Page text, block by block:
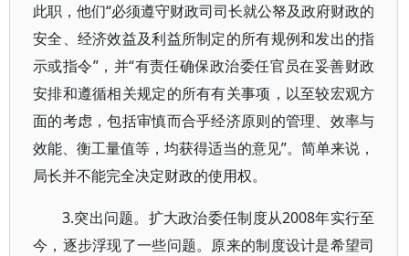
此职，他们“必须遵守财政司司长就公帑及政府财政的
安全、经济效益及利益所制定的所有规例和发出的指
示或指令”，并“有责任确保政治委任官员在妥善财政
安排和遵循相关规定的所有有关事项，以至较宏观方
面的考虑，包括审慎而合乎经济原则的管理、效率与
效能、衡工量值等，均获得适当的意见”。简单来说，
局长并不能完全决定财政的使用权。
3.突出问题。扩大政治委任制度从2008年实行至
今，逐步浮现了一些问题。原来的制度设计是希望司